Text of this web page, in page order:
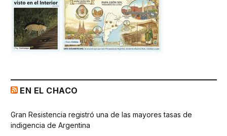
EN EL CHACO
Gran Resistencia registró una de las mayores tasas de
indigencia de Argentina